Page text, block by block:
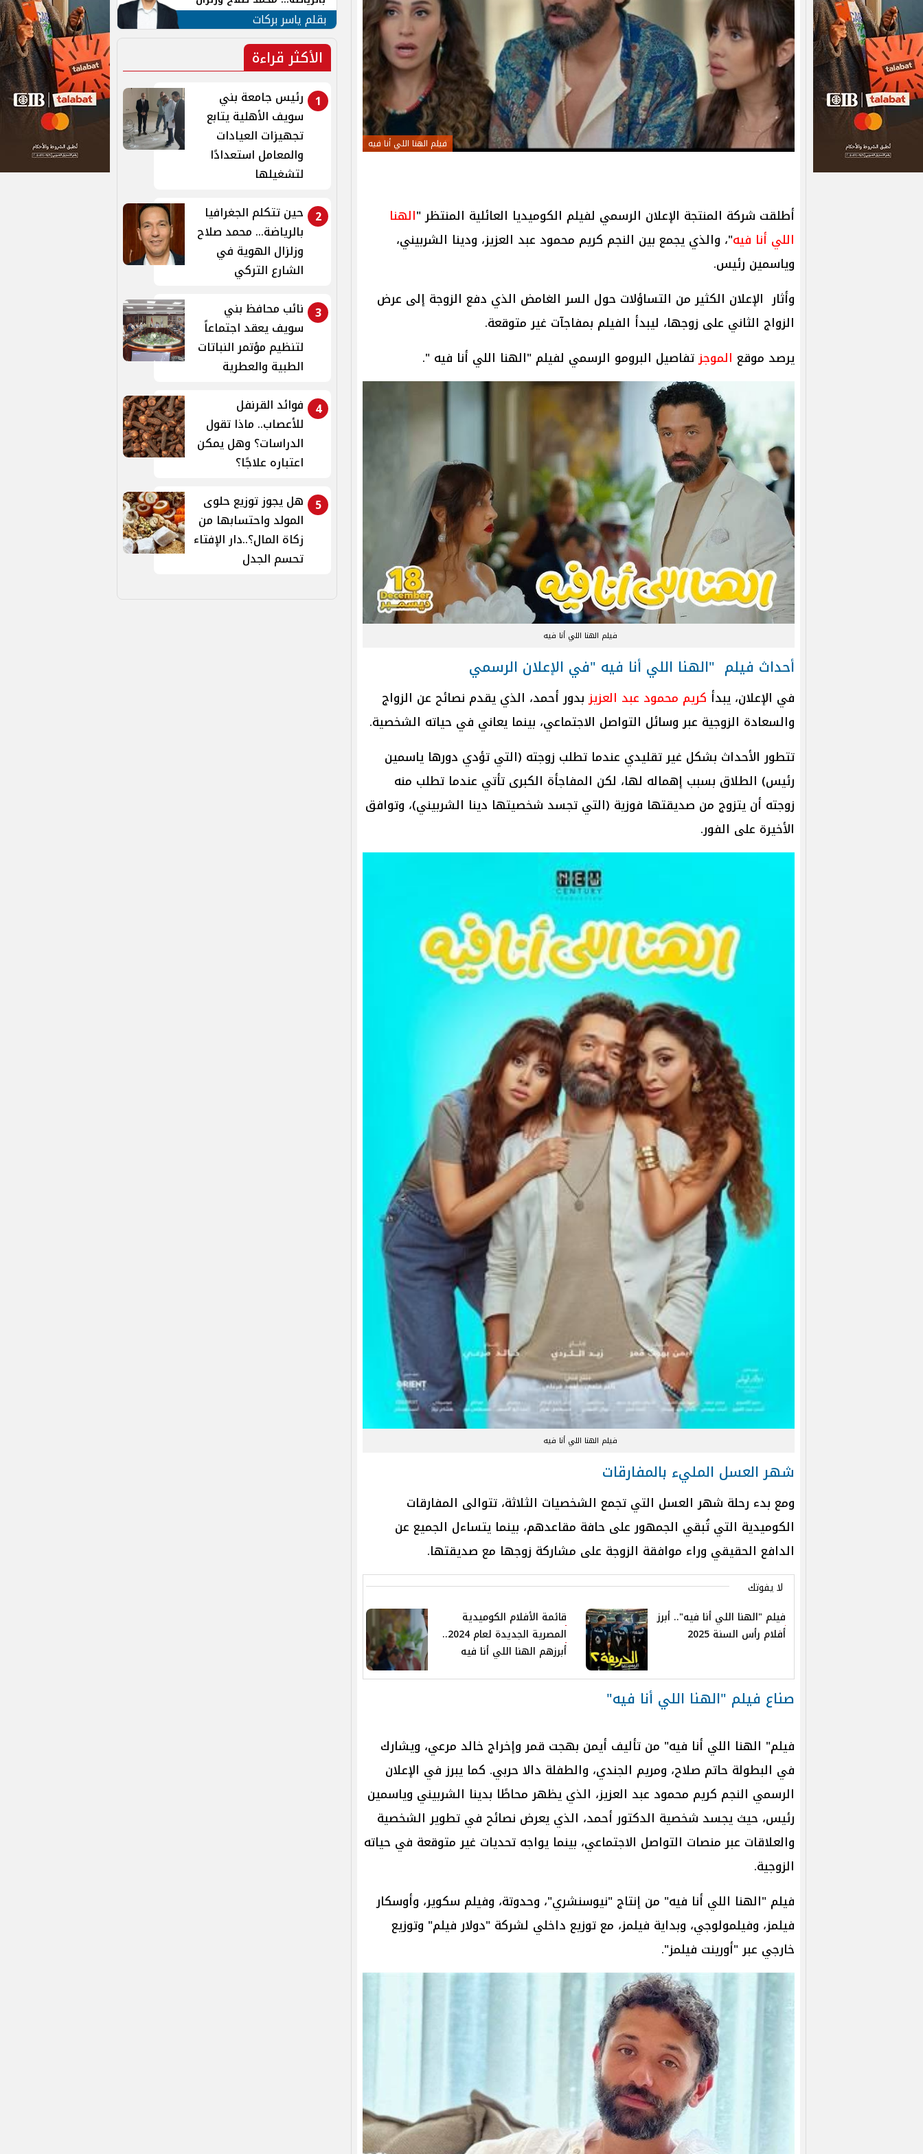
فيلم الهنا اللي أنا فيه
أطلقت شركة المنتجة الإعلان الرسمي لفيلم الكوميديا العائلية المنتظر "الهنا
اللي أنا فيه"، والذي يجمع بين النجم كريم محمود عبد العزيز، ودينا الشربيني،
وياسمين رئيس.
وأثار الإعلان الكثير من التساؤلات حول السر الغامض الذي دفع الزوجة إلى عرض
الزواج الثاني على زوجها، ليبدأ الفيلم بمفاجآت غير متوقعة.
يرصد موقع الموجزتفاصيل البرومو الرسمي لفيلم "الهنا اللي أنا فيه ".
فيلم الهنا اللي أنا فيه
أحداث فيلم "الهنا اللي أنا فيه "في الإعلان الرسمي
في الإعلان، يبدأ كريم محمود عبد العزيزبدور أحمد، الذي يقدم نصائح عن الزواج
والسعادة الزوجية عبر وسائل التواصل الاجتماعي، بينما يعاني في حياته الشخصية.
تتطور الأحداث بشكل غير تقليدي عندما تطلب زوجته (التي تؤدي دورها ياسمين
رئيس) الطلاق بسبب إهماله لها، لكن المفاجأة الكبرى تأتي عندما تطلب منه
زوجته أن يتزوج من صديقتها فوزية (التي تجسد شخصيتها دينا الشربيني)، وتوافق
الأخيرة على الفور.
فيلم الهنا اللي أنا فيه
شهر العسل المليء بالمفارقات
ومع بدء رحلة شهر العسل التي تجمع الشخصيات الثلاثة، تتوالى المفارقات
الكوميدية التي تُبقي الجمهور على حافة مقاعدهم، بينما يتساءل الجميع عن
الدافع الحقيقي وراء موافقة الزوجة على مشاركة زوجها مع صديقتها.
لا يفوتك
فيلم "الهنا اللي أنا فيه".. أبرز
أفلام رأس السنة 2025
قائمة الأفلام الكوميدية
المصرية الجديدة لعام 2024..
أبرزهم الهنا اللي أنا فيه
صناع فيلم "الهنا اللي أنا فيه"
فيلم" الهنا اللي أنا فيه" من تأليف أيمن بهجت قمر وإخراج خالد مرعي، ويشارك
في البطولة حاتم صلاح، ومريم الجندي، والطفلة دالا حربي. كما يبرز في الإعلان
الرسمي النجم كريم محمود عبد العزيز، الذي يظهر محاطًا بدينا الشربيني وياسمين
رئيس، حيث يجسد شخصية الدكتور أحمد، الذي يعرض نصائح في تطوير الشخصية
والعلاقات عبر منصات التواصل الاجتماعي، بينما يواجه تحديات غير متوقعة في حياته
الزوجية.
فيلم "الهنا اللي أنا فيه" من إنتاج "نيوسنشري"، وحدوتة، وفيلم سكوير، وأوسكار
فيلمز، وفيلمولوجي، وبداية فيلمز، مع توزيع داخلي لشركة "دولار فيلم" وتوزيع
خارجي عبر "أورينت فيلمز".
الهوية في الشارع التركي
بقلم ياسر بركات
الأكثر قراءة
1
رئيس جامعة بني
سويف الأهلية يتابع
تجهيزات العيادات
والمعامل استعدادًا
لتشغيلها
2
حين تتكلم الجغرافيا
بالرياضة... محمد صلاح
وزلزال الهوية في
الشارع التركي
3 نائب محافظ بني
سويف يعقد اجتماعاً
لتنظيم مؤتمر النباتات
الطبية والعطرية
4
فوائد القرنفل
للأعصاب.. ماذا تقول
الدراسات؟ وهل يمكن
اعتباره علاجًا؟
5
هل يجوز توزيع حلوى
المولد واحتسابها من
زكاة المال؟..دار الإفتاء
تحسم الجدل